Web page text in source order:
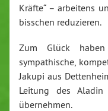
Kräfte“ – arbeitens
bisschen reduzieren.
Zum Glück
sympathische,
Jakupi aus
Leitung des
übernehmen.